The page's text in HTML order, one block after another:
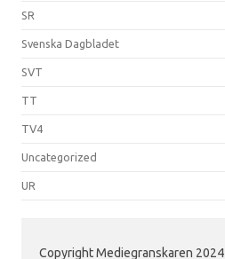
SR
Svenska Dagbladet
SVT
TT
TV4
Uncategorized
UR
Copyright Mediegranskaren 2024